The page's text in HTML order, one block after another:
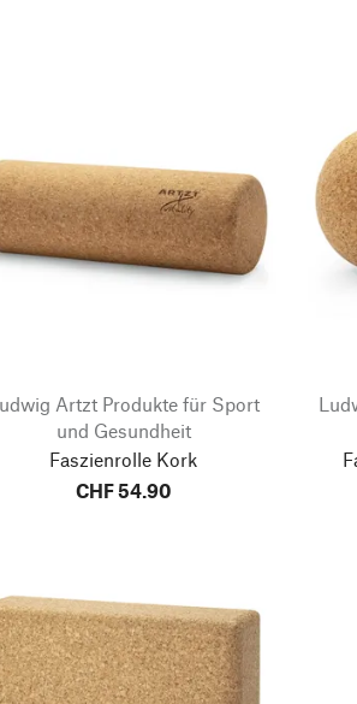
Artzt Produkte für Sport
und Gesundheit
Faszienrolle Kork
CHF 54.90